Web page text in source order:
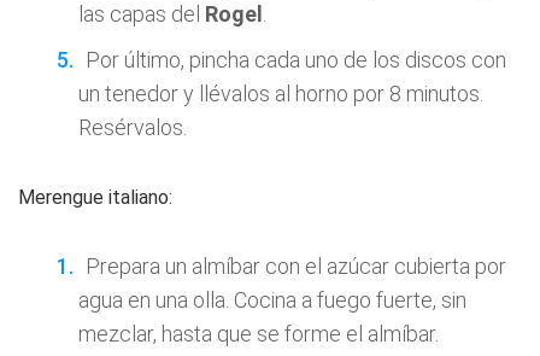
las capas del Rogel
Por último, pincha cada uno de los discos con
un tenedor y llévalos al horno por 8 minutos.
Resérvalos.
Merengue italiano:
Prepara un almíbar con el azúcar cubierta por
agua en una olla. Cocina a fuego fuerte, sin
mezclar, hasta que se forme el almíbar.